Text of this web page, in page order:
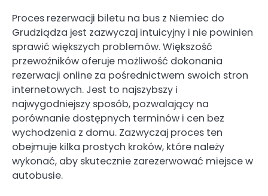
Proces rezerwacji biletu na bus z Niemiec do
Grudziądza jest zazwyczaj intuicyjny i nie powinien
sprawić większych problemów. Większość
przewoźników oferuje możliwość dokonania
rezerwacji online za pośrednictwem swoich stron
internetowych. Jest to najszybszy i
najwygodniejszy sposób, pozwalający na
porównanie dostępnych terminów i cen bez
wychodzenia z domu. Zazwyczaj proces ten
obejmuje kilka prostych kroków, które należy
wykonać, aby skutecznie zarezerwować miejsce w
autobusie.